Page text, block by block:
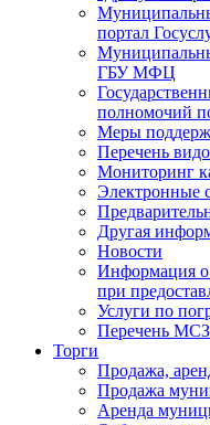
портал
ГБУ МФЦ
полномочий
Меры
Перечень
Мониторинг
Электронные
Другая
Новости
Информация
при
Услуги по
Перечень
Торги
Продажа,
Продажа
Аренда